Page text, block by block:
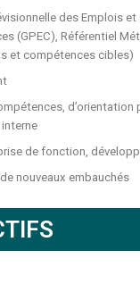
des Emplois et
(GPEC), Référentiel
et compétences cibles)
d’orientation
de fonction,
nouveaux embauchés